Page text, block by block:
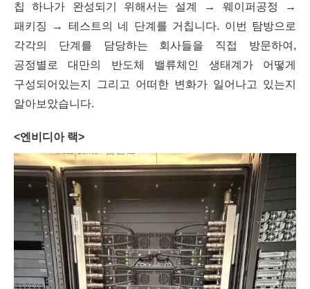
칩 하나가 완성되기 위해서는 설계 → 웨이퍼공정 →
패키징 → 테스트의 네 단계를 거칩니다. 이번 탐방으로
각각의 단계를 담당하는 회사들을 직접 방문하여,
공정별로 대만의 반도체 밸류체인 생태계가 어떻게
구성되어있는지 그리고 어떠한 변화가 일어나고 있는지
알아보았습니다.
<엔비디아 랙>